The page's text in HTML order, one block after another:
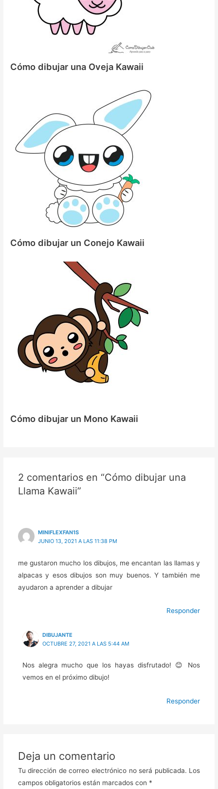
Cómo dibujar una Oveja Kawaii
Cómo dibujar un Conejo Kawaii
Cómo dibujar un Mono Kawaii
2 comentarios en “Cómo dibujar una
Llama Kawaii”
MINIFLEXFAN1S
JUNIO 13, 2021 A LAS 11:38 PM
me gustaron mucho los dibujos, me encantan las llamas y
alpacas y esos dibujos son muy buenos. Y también me
ayudaron a aprender a dibujar
Responder
DIBUJANTE
OCTUBRE 27, 2021 A LAS 5:44 AM
Nos alegra mucho que los hayas disfrutado! 😊 Nos
vemos en el próximo dibujo!
Responder
Deja un comentario
Tu dirección de correo electrónico no será publicada. Los
campos obligatorios están marcados con *